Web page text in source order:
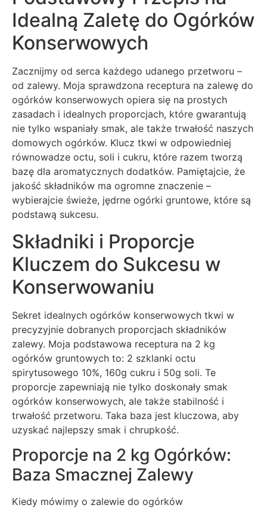
Idealną Zaletę do Ogórków
Konserwowych
Zacznijmy od serca każdego udanego przetworu –
od zalewy. Moja sprawdzona receptura na zalewę do
ogórków konserwowych opiera się na prostych
zasadach i idealnych proporcjach, które gwarantują
nie tylko wspaniały smak, ale także trwałość naszych
domowych ogórków. Klucz tkwi w odpowiedniej
równowadze octu, soli i cukru, które razem tworzą
bazę dla aromatycznych dodatków. Pamiętajcie, że
jakość składników ma ogromne znaczenie –
wybierajcie świeże, jędrne ogórki gruntowe, które są
podstawą sukcesu.
Składniki i Proporcje
Kluczem do Sukcesu w
Konserwowaniu
Sekret idealnych ogórków konserwowych tkwi w
precyzyjnie dobranych proporcjach składników
zalewy. Moja podstawowa receptura na 2 kg
ogórków gruntowych to: 2 szklanki octu
spirytusowego 10%, 160g cukru i 50g soli. Te
proporcje zapewniają nie tylko doskonały smak
ogórków konserwowych, ale także stabilność i
trwałość przetworu. Taka baza jest kluczowa, aby
uzyskać najlepszy smak i chrupkość.
Proporcje na 2 kg Ogórków:
Baza Smacznej Zalewy
Kiedy mówimy o zalewie do ogórków